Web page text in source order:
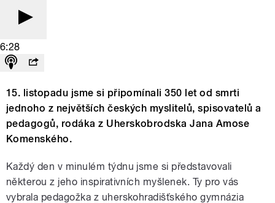
6:28
15. listopadu jsme si připomínali 350 let od smrti
jednoho z největších českých myslitelů, spisovatelů a
pedagogů, rodáka z Uherskobrodska Jana Amose
Komenského.
Každý den v minulém týdnu jsme si představovali
některou z jeho inspirativních myšlenek. Ty pro vás
vybrala pedagožka z uherskohradišťského gymnázia